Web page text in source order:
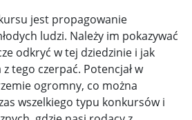
jest propagowanie
ludzi. Należy im pokazywać
odkryć w tej dziedzinie i jak
tego czerpać. Potencjał w
ogromny, co można
wszelkiego typu konkursów i